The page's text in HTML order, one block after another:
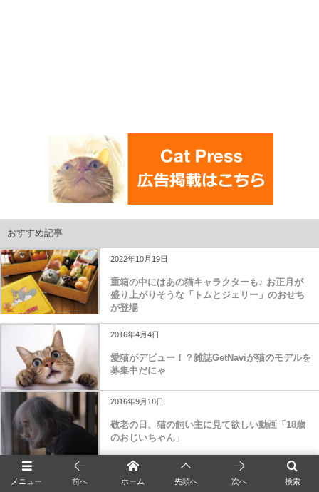
おすすめ記事
2022年10月19日
重箱の中にはあの猫キャラクターも♪ お正月が
盛り上がりそうな「トムとジェリー」のおせち
が登場
2016年4月4日
愛猫がデビュー！？雑誌GetNaviが猫のモデルを
募集中だにゃ
2016年9月18日
敬老の日、猫の飼い主に見て欲しい動画「18歳
のおじいちゃん」
2017年1月15日
メニュー 検索
前へ ホーム 先頭へ 次へ